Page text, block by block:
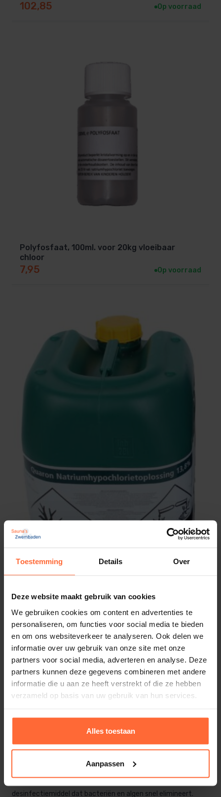
Toestemming Details Over
Deze website maakt gebruik van cookies
We gebruiken cookies om content en advertenties te
personaliseren, om functies voor social media te bieden
en om ons websiteverkeer te analyseren. Ook delen we
informatie over uw gebruik van onze site met onze
partners voor social media, adverteren en analyse. Deze
partners kunnen deze gegevens combineren met andere
informatie die u aan ze heeft verstrekt of die ze hebben
verzameld op basis van uw gebruik van hun services.
Alles toestaan
Aanpassen
102,85 Op voorraad
Polyfosfaat, 100ml. voor 20kg vloeibaar
chloor
7,95 Op voorraad
Vloeibaar zwembad Chloor
(Natriumhypochloriet)
44,95 ca. 4–8 werkdagen
essentieel voor een prettige zwemervaring.
desinfectiemiddel dat bacteriën en algen snel elimineert.